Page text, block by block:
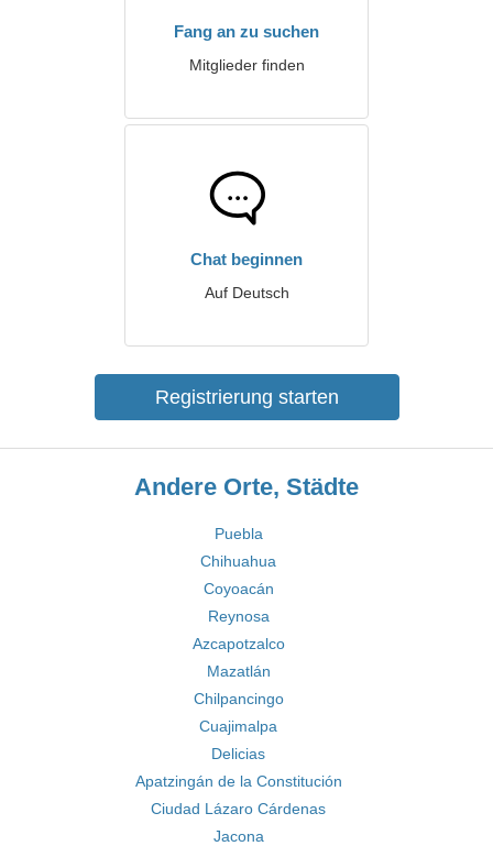
Fang an zu suchen
Mitglieder finden
Chat beginnen
Auf Deutsch
Registrierung starten
Andere Orte, Städte
Puebla
Chihuahua
Coyoacán
Reynosa
Azcapotzalco
Mazatlán
Chilpancingo
Cuajimalpa
Delicias
Apatzingán de la Constitución
Ciudad Lázaro Cárdenas
Jacona